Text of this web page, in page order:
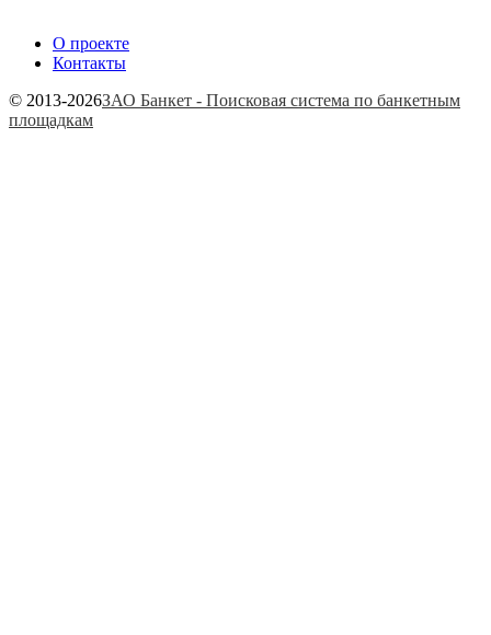
О проекте
Контакты
© 2013-2026ЗАО Банкет - Поисковая система по банкетным
площадкам